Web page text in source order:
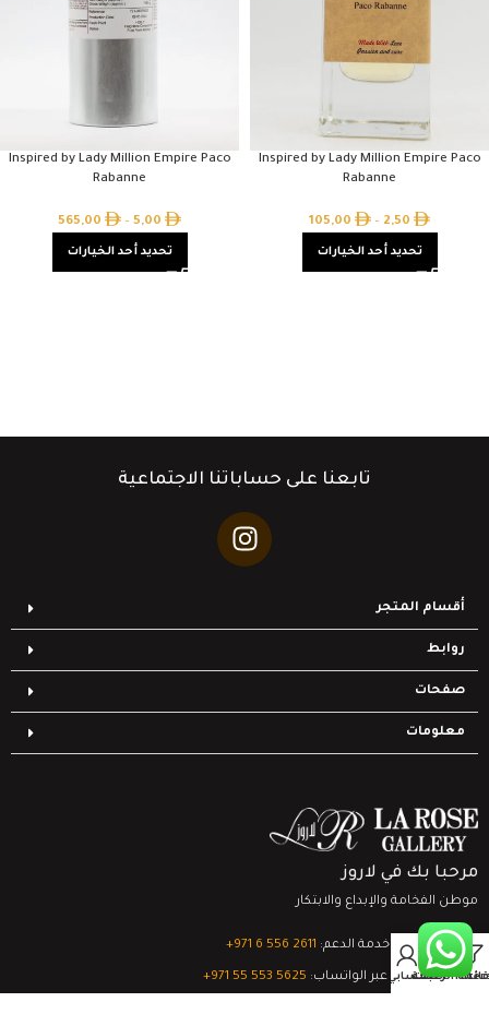
Inspired by Lady Million Empire Paco
Rabanne
2,50
–
105,00
تحديد أحد الخيارات
Inspired by Lady Million Empire Paco
Rabanne
5,00
–
565,00
تحديد أحد الخيارات
تابعنا على حساباتنا الاجتماعية
أقسام المتجر
روابط
صفحات
معلومات
مرحبا بك في لاروز
موطن الفخامة والإبداع والابتكار
تواصل مع خدمة الدعم: ‎+971 6 556 2611
الدعم الفني عبر الواتساب: ‎+971 55 553 5625 قائمة الرغبات
0
السلةحسابي